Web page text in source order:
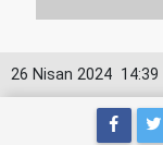
14:39
26 Nisan 2024